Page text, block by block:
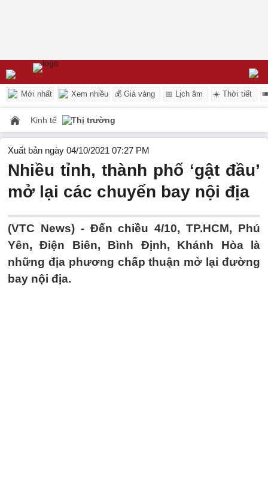
Mới nhất Xem nhiều 💰 Giá vàng 📅 Lịch âm ☀️ Thời tiết
Kinh tế Thị trường
Xuất bản ngày 04/10/2021 07:27 PM
Nhiều tỉnh, thành phố ‘gật đầu’
mở lại các chuyến bay nội địa
(VTC News) - Đến chiều 4/10, TP.HCM, Phú
Yên, Điện Biên, Bình Định, Khánh Hòa là
những địa phương chấp thuận mở lại đường
bay nội địa.